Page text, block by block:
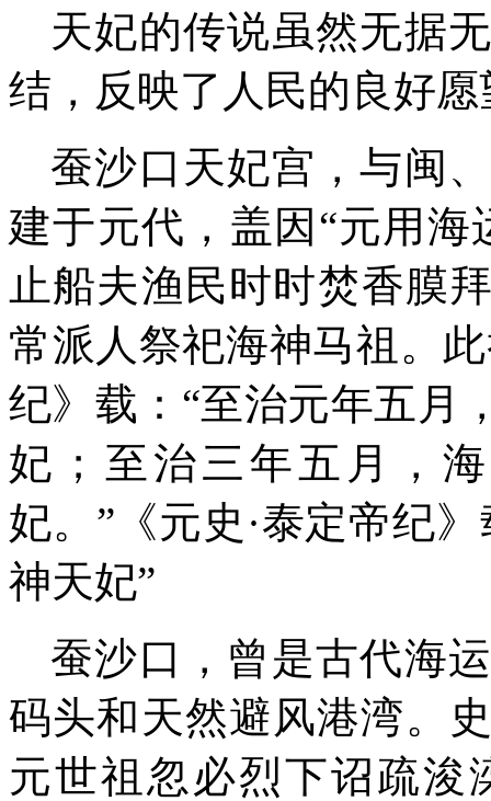
天妃的传说虽然无据
结， 反映了人民的良好愿
蚕沙口天妃宫，与闽
建于元代 ， 盖 因“元用海
止船夫渔民时时焚香膜
常派人祭祀海神马祖。
纪》载：“至治元年五月
妃；至治三年五月，
妃。 ”《元史·泰定帝纪
神天妃”
蚕沙口，曾是古代海
码头和天然避风港湾。
元世祖忽必烈下诏疏浚